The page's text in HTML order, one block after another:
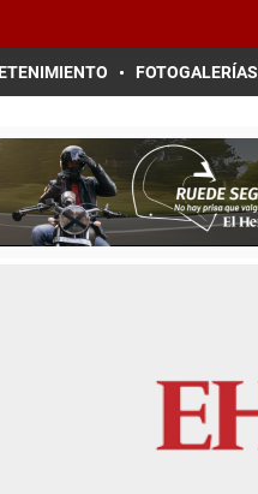
FOTOGALERÍAS